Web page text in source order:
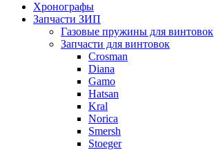
Хронографы
Запчасти ЗИП
Газовые пружины для винтовок
Запчасти для винтовок
Crosman
Diana
Gamo
Hatsan
Kral
Norica
Smersh
Stoeger